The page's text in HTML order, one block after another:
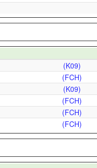
(K09)
(FCH)
(K09)
(FCH)
(FCH)
(FCH)